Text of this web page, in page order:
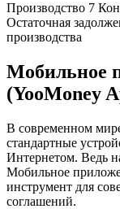
Производство 7
Остаточная
производства
Мобильное
(YooMoney
В современном
стандартные
Интернетом. Ведь
Мобильное
инструмент для
соглашений.